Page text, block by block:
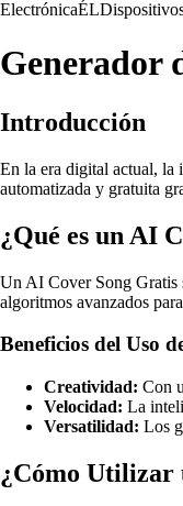
ElectrónicaÉL
Generador
Introducción
En la era digital actual, la
automatizada y gratuita
¿Qué es un AI
Un AI Cover Song Gratis
algoritmos avanzados
Beneficios del Uso
Creatividad: Con
Velocidad: La
Versatilidad: Los
¿Cómo Utilizar